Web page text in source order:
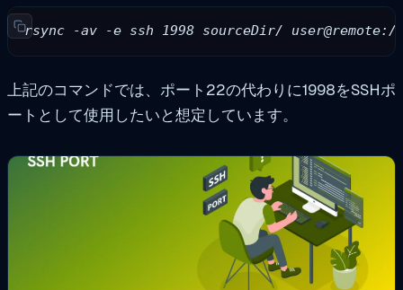
rsync -av -e ssh 1998 sourceDir/
上記のコマンドでは、ポート22の代わりに1998をSSHポ
ートとして使用したいと想定しています。